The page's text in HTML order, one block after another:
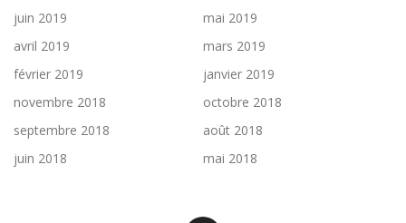
juin 2019
mai 2019
avril 2019
mars 2019
février 2019
janvier 2019
novembre 2018
octobre 2018
septembre 2018
août 2018
juin 2018
mai 2018